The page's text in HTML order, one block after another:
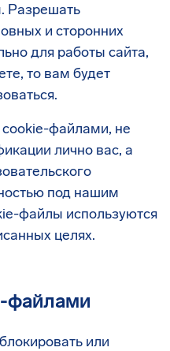
Разрешать
и сторонних
для работы сайта,
то вам будет
файлами, не
лично вас, а
под нашим
файлы используются
целях.
файлами
или